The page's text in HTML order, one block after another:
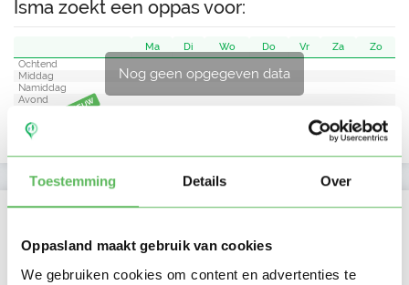
Toestemming Details Over
Oppasland maakt gebruik van cookies
We gebruiken cookies om content en advertenties te
Isma zoekt een oppas voor:
Nog geen opgegeven data
Ma Di Wo Do Vr Za
Zo
Ochtend
Middag
Namiddag
Avond
NIEUW
Activiteit op Oppasland
Laatste activiteit